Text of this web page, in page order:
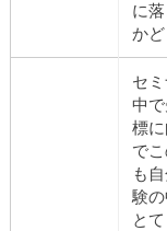
に
か
セ
中
標
で
も
験
と